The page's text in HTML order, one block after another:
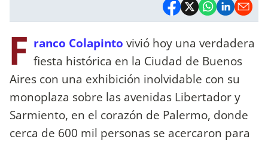
F ranco Colapinto vivió hoy una verdadera
fiesta histórica en la Ciudad de Buenos
Aires con una exhibición inolvidable con su
monoplaza sobre las avenidas Libertador y
Sarmiento, en el corazón de Palermo, donde
cerca de 600 mil personas se acercaron para